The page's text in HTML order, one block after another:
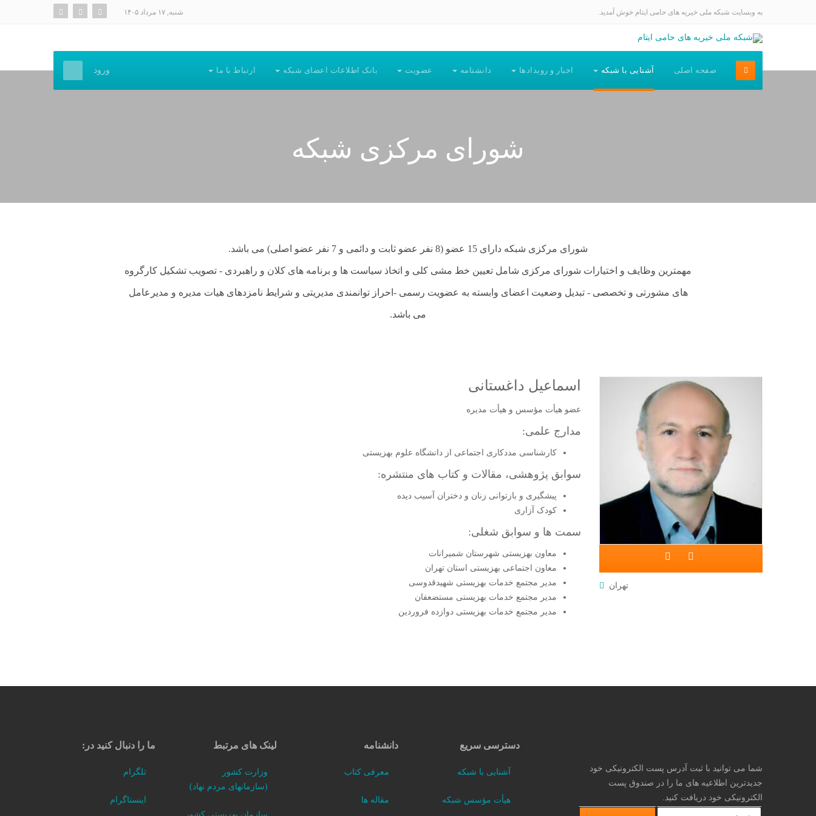
به وبسایت شبکه ملی خیریه های حامی ایتام خوش آمدید. شنبه, ۱۷ مرداد ۱۴۰۵
صفحه اصلی آشنایی با شبکه اخبار و رویدادها دانشنامه عضویت بانک اطلاعات اعضای شبکه ارتباط با ما ورود
شورای مرکزی شبکه
شورای مرکزی شبکه دارای 15 عضو (8 نفر عضو ثابت و دائمی و 7 نفر عضو اصلی) می باشد.
مهمترین وظایف و اختیارات شورای مرکزی شامل تعیین خط مشی کلی و اتخاذ سیاست ها و برنامه های کلان و راهبردی - تصویب تشکیل کارگروه
های مشورتی و تخصصی - تبدیل وضعیت اعضای وابسته به عضویت رسمی -احراز توانمندی مدیریتی و شرایط نامزدهای هیات مدیره و مدیرعامل
می باشد.
تهران
اسماعیل داغستانی
عضو هیأت مؤسس و هیأت مدیره
مدارج علمی:
کارشناسی مددکاری اجتماعی از دانشگاه علوم بهزیستی
سوابق پژوهشی، مقالات و کتاب های منتشره:
پیشگیری و بازتوانی زنان و دختران آسیب دیده
کودک آزاری
سمت ها و سوابق شغلی:
معاون بهزیستی شهرستان شمیرانات
معاون اجتماعی بهزیستی استان تهران
مدیر مجتمع خدمات بهزیستی شهیدقدوسی
مدیر مجتمع خدمات بهزیستی مستضعفان
مدیر مجتمع خدمات بهزیستی دوازده فروردین
شما می توانید با ثبت آدرس پست الکترونیکی خود
جدیدترین اطلاعیه های ما را در صندوق پست
الکترونیکی خود دریافت کنید.
دسترسی سریع
آشنایی با شبکه
هیأت مؤسس شبکه
دانشنامه
معرفی کتاب
مقاله ها
لینک های مرتبط
وزارت کشور
(سازمانهای مردم نهاد)
ما را دنبال کنید در:
تلگرام
اینستاگرام